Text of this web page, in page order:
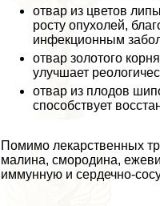
отвар из цветов
росту опухолей,
инфекционным
отвар золотого
улучшает
отвар из плодов
способствует
Помимо лекарственных
малина, смородина,
иммунную и сердечно-